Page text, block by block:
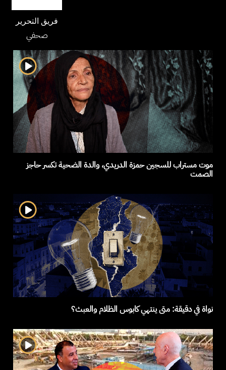
فريق التحرير
صحفي
موت مستراب للسجين حمزة الدريدي، والدة الضحية تكسر حاجز
الصمت
نواة في دقيقة: متى ينتهي كابوس الظلام والعبث؟